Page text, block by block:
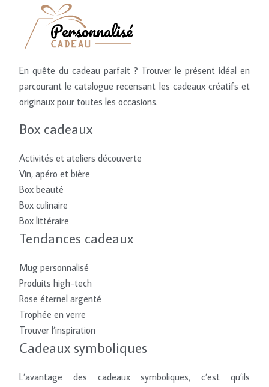
En quête du cadeau parfait ? Trouver le présent idéal en
parcourant le catalogue recensant les cadeaux créatifs et
originaux pour toutes les occasions.
Box cadeaux
Activités et ateliers découverte
Vin, apéro et bière
Box beauté
Box culinaire
Box littéraire
Tendances cadeaux
Mug personnalisé
Produits high-tech
Rose éternel argenté
Trophée en verre
Trouver l’inspiration
Cadeaux symboliques
L’avantage des cadeaux symboliques, c’est qu’ils